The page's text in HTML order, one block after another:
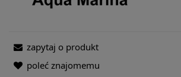
zapytaj o produkt
poleć znajomemu